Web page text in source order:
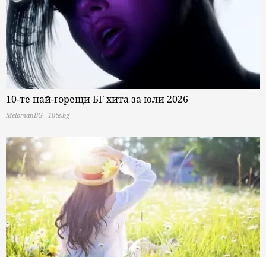
10-те най-горещи БГ хита за юли 2026
MelomanBG - 10te.bg